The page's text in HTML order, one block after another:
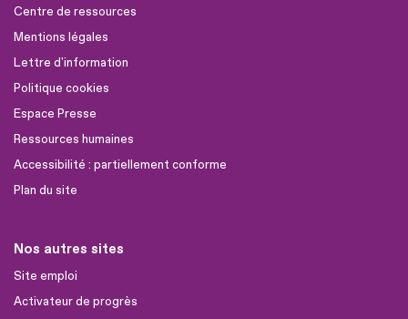
Centre de ressources
Mentions légales
Lettre d'information
Politique cookies
Espace Presse
Ressources humaines
Accessibilité : partiellement conforme
Plan du site
Nos autres sites
Site emploi
Activateur de progrès